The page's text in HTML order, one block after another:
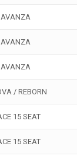
AVANZA
AVANZA
AVANZA
/ REBORN
15 SEAT
15 SEAT